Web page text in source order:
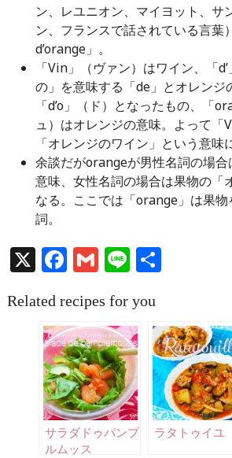
ン、レユニオン、マイヨット、サ
ン、フランスで話されている言葉
d’orange」。
「Vin」（ヴァン）はワイン、「
の」を意味する「de」とオレンジ
「d’o」（ド）となったもの、「
ュ）はオレンジの意味。よって「
「オレンジのワイン」という意味
余談だがorangeが男性名詞の場
意味、女性名詞の場合は果物の「
なる。ここでは「orange」は果物
詞。
X Facebook
Gmail
Line共
Related recipes for you
サラダドゥパンプ
ルムッス
ラタトゥイユ